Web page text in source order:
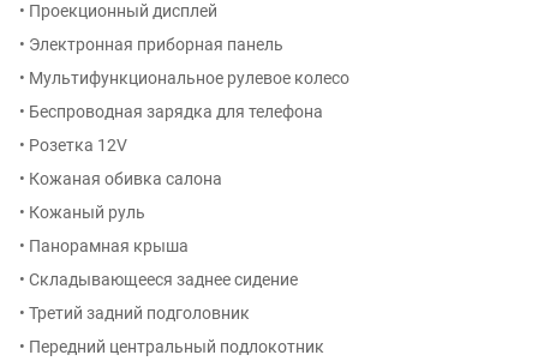
• Проекционный дисплей
• Электронная приборная панель
• Мультифункциональное рулевое колесо
• Беспроводная зарядка для телефона
• Розетка 12V
• Кожаная обивка салона
• Кожаный руль
• Панорамная крыша
• Складывающееся заднее сидение
• Третий задний подголовник
• Передний центральный подлокотник